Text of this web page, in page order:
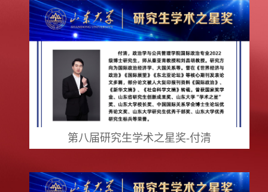
第八届研究生学术之星奖-付清